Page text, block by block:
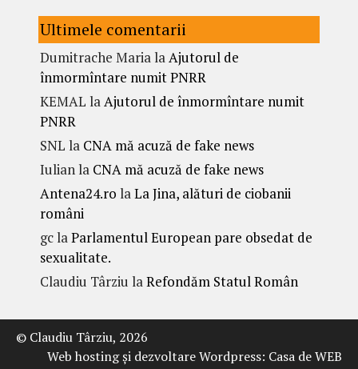
Ultimele comentarii
Dumitrache MarialaAjutorul de
înmormîntare numit PNRR
KEMAL laAjutorul de înmormîntare numit
PNRR
SNL la CNA mă acuză de fake news
Iulianla CNA mă acuză de fake news
Antena24.ro laLa Jina, alături de ciobanii
români
gclaParlamentul European pare obsedat de
sexualitate.
Claudiu Târziu laRefondăm Statul Român
© Claudiu Târziu, 2026
Web hosting şi dezvoltare Wordpress: Casa de WEB